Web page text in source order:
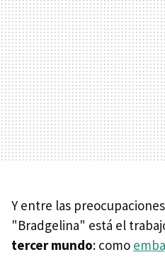
Y entre las
"Bradgelina" está el
tercer mundo: como